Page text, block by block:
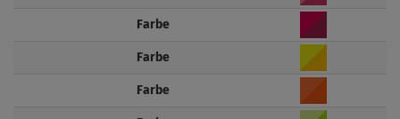
Farbe
Farbe
Farbe